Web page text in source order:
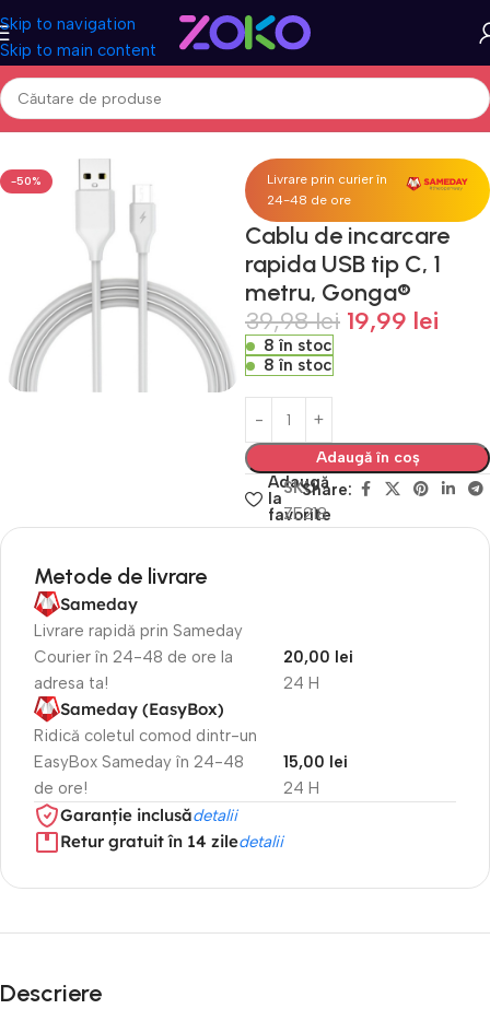
Skip to navigation
Skip to main content
Acasa Accesorii telefoane & tablete Incarcatoare & Cabluri
-50%
Livrare prin curier în
24-48 de ore
Cablu de incarcare
rapida USB tip C, 1
metru, Gonga®
39,98lei 19,99 lei
8 în stoc
8 în stoc
Adaugă în coș
Adaugă
la
favorite
SKU
ZE218
Share:
Metode de livrare
Sameday
Livrare rapidă prin Sameday
Courier în 24-48 de ore la
adresa ta!
24 H
20,00 lei
Sameday (EasyBox)
Ridică coletul comod dintr-un
EasyBox Sameday în 24-48
de ore!
24 H
15,00 lei
Garanție inclusădetalii
Retur gratuit în 14 ziledetalii
Descriere